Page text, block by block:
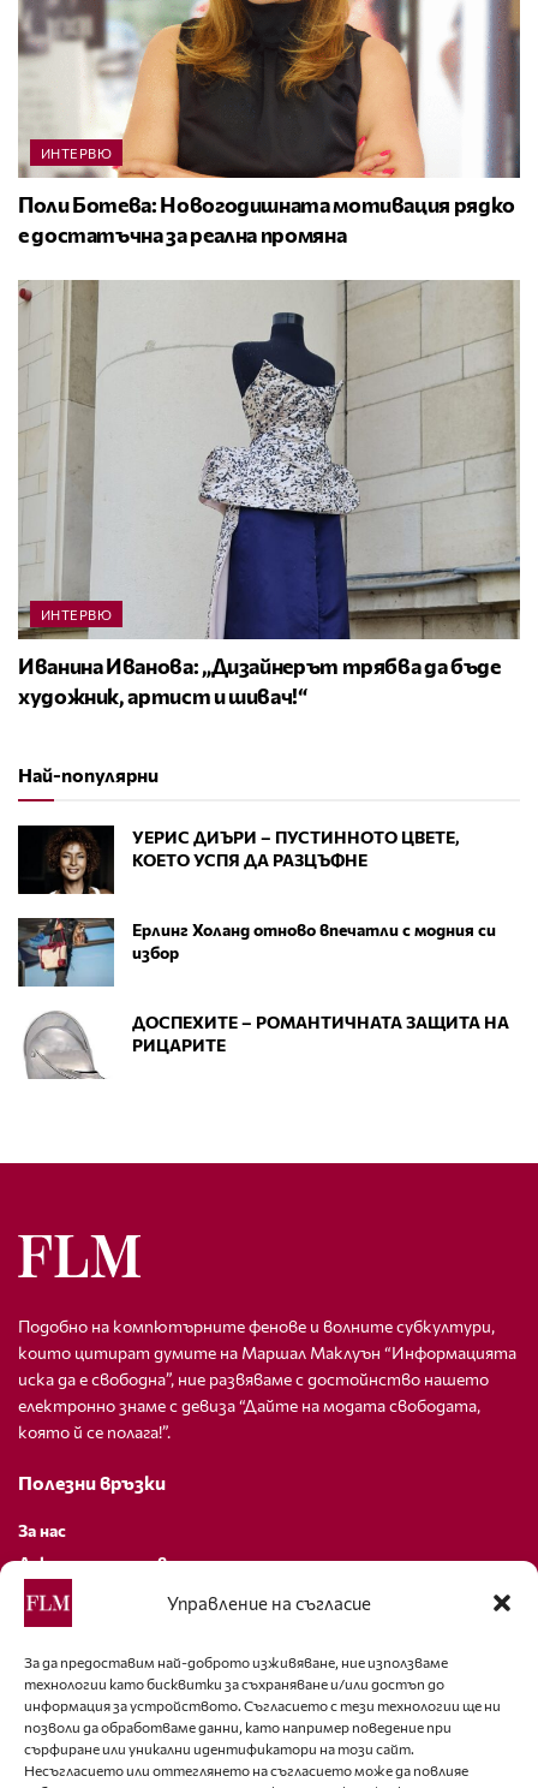
Управление на съгласие
За да предоставим най-доброто изживяване, ние използваме
технологии като бисквитки за съхраняване и/или достъп до
информация за устройството. Съгласието с тези технологии ще ни
позволи да обработваме данни, като например поведение при
сърфиране или уникални идентификатори на този сайт.
Несъгласието или оттеглянето на съгласието може да повлияе
ИНТЕРВЮ
Поли Ботева: Новогодишната мотивация рядко
е достатъчна за реална промяна
ИНТЕРВЮ
Иванина Иванова: „Дизайнерът трябва да бъде
художник, артист и шивач!“
Най-популярни
УЕРИС ДИЪРИ – ПУСТИННОТО ЦВЕТЕ,
КОЕТО УСПЯ ДА РАЗЦЪФНЕ
Ерлинг Холанд отново впечатли с модния си
избор
ДОСПЕХИТЕ – РОМАНТИЧНАТА ЗАЩИТА НА
РИЦАРИТЕ
Подобно на компютърните фенове и волните субкултури,
които цитират думите на Маршал Маклуън “Информацията
иска да е свободна”, ние развяваме с достойнство нашето
електронно знаме с девиза “Дайте на модата свободата,
която й се полага!”.
Полезни връзки
За нас
Декларация за поверителност
Политика за бисквитки
За контакти
editor@fashion-lifestyle.net
+359 88 227 33 47